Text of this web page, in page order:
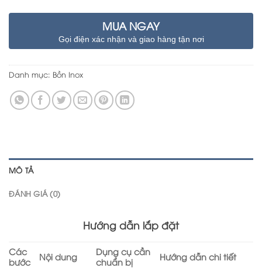
MUA NGAY
Gọi điện xác nhận và giao hàng tận nơi
Danh mục: Bồn Inox
MÔ TẢ
ĐÁNH GIÁ (0)
Hướng dẫn lắp đặt
Các
bước
Nội dung
Dụng cụ cần
chuẩn bị
Hướng dẫn chi tiết